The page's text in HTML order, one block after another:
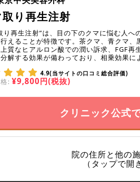
り再生注射
り再生注射”は、目の下のクマに悩む人
えることが特徴です。茶クマ、青クマ
質なヒアルロン酸での潤い訴求、FGF
解する効果が備わっており、相乗効果に
4.9(当サイトの口コミ総合評価)
: ¥9,800円(税抜)
クリニック公式
院の住所と他の
（タップで開